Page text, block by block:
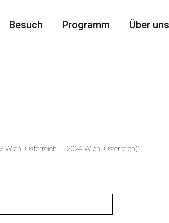
Besuch Programm Über uns
Wien, Österreich, + 2024 Wien, Österreich)"